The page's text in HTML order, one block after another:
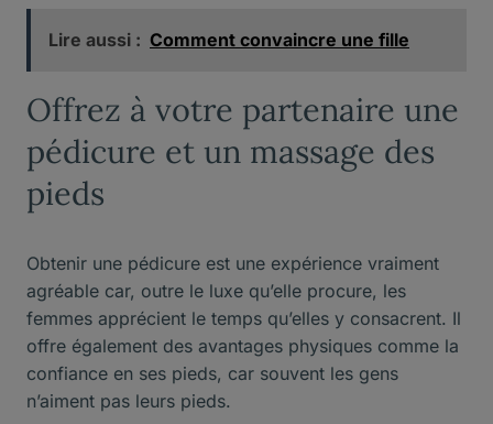
Lire aussi : Comment convaincre une fille
Offrez à votre partenaire une
pédicure et un massage des
pieds
Obtenir une pédicure est une expérience vraiment
agréable car, outre le luxe qu’elle procure, les
femmes apprécient le temps qu’elles y consacrent. Il
offre également des avantages physiques comme la
confiance en ses pieds, car souvent les gens
n’aiment pas leurs pieds.